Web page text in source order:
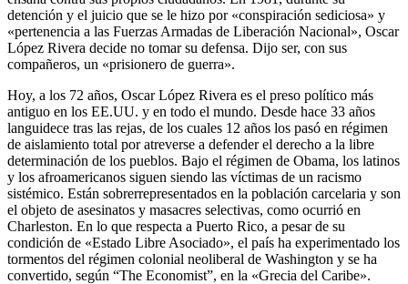
detención y el juicio que se le hizo por «conspiración sediciosa» y
«pertenencia a las Fuerzas Armadas de Liberación Nacional», Oscar
López Rivera decide no tomar su defensa. Dijo ser, con sus
compañeros, un «prisionero de guerra».
Hoy, a los 72 años, Oscar López Rivera es el preso político más
antiguo en los EE.UU. y en todo el mundo. Desde hace 33 años
languidece tras las rejas, de los cuales 12 años los pasó en régimen
de aislamiento total por atreverse a defender el derecho a la libre
determinación de los pueblos. Bajo el régimen de Obama, los latinos
y los afroamericanos siguen siendo las víctimas de un racismo
sistémico. Están sobrerrepresentados en la población carcelaria y son
el objeto de asesinatos y masacres selectivas, como ocurrió en
Charleston. En lo que respecta a Puerto Rico, a pesar de su
condición de «Estado Libre Asociado», el país ha experimentado los
tormentos del régimen colonial neoliberal de Washington y se ha
convertido, según “The Economist”, en la «Grecia del Caribe».